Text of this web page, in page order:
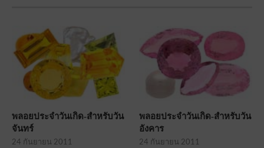
พลอยประจำวันเกิด-สำหรับวัน
จันทร์
24 กันยายน 2011
พลอยประจำวันเกิด-สำหรับวัน
อังคาร
24 กันยายน 2011